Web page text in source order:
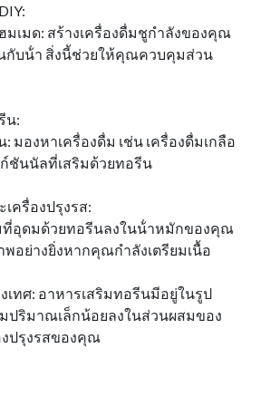
มเมด: สร้างเครื่องดื่มชูกําลังของคุณ
กับน้ํา สิ่งนี้ช่วยให้คุณควบคุมส่วน
น:
มองหาเครื่องดื่ม เช่น เครื่องดื่มเกลือ
ชันนัลที่เสริมด้วยทอรีน
ครื่องปรุงรส:
ที่อุดมด้วยทอรีนลงในน้ําหมักของคุณ
อย่างยิ่งหากคุณกําลังเตรียมเนื้อ
เทศ: อาหารเสริมทอรีนมีอยู่ในรูป
ปริมาณเล็กน้อยลงในส่วนผสมของ
งปรุงรสของคุณ